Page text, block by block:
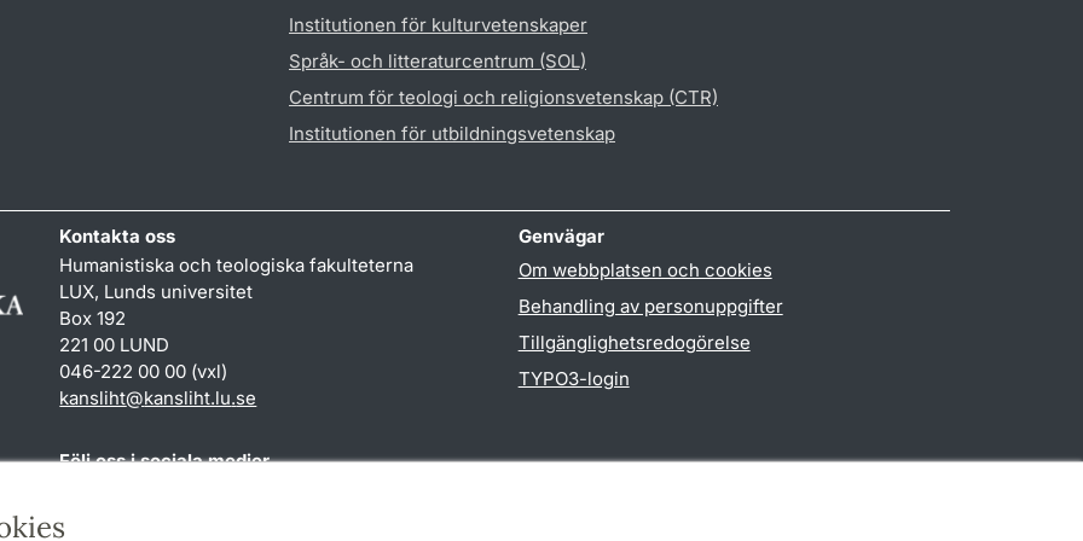
Institutionen för kulturvetenskaper
Språk- och litteraturcentrum (SOL)
Centrum för teologi och religionsvetenskap (CTR)
Institutionen för utbildningsvetenskap
Kontakta oss
Humanistiska och teologiska fakulteterna
LUX, Lunds universitet
Box 192
221 00 LUND
046-222 00 00 (vxl)
kansliht@kansliht.lu.se
Genvägar
Om webbplatsen och cookies
Behandling av personuppgifter
Tillgänglighetsredogörelse
TYPO3-login
Följ oss i sociala medier